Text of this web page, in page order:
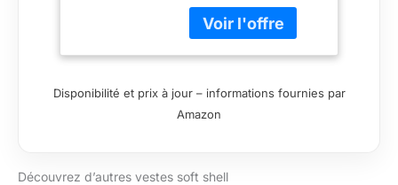
XXL TYPE DE
PRODUIT:MANTEAU
La couleur rouge
Disponibilité et prix à jour – informations fournies par
Amazon
Découvrez d’autres vestes soft shell